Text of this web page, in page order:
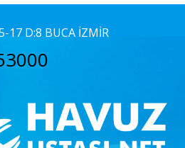
17 D:8 BUCA İZMIR